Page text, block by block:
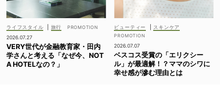
ライフスタイル
旅行
2026.07.27
VERY世代が金融教育家・田内
学さんと考える「なぜ今、NOT
A HOTELなの？」
ビューティー スキンケア
2026.07.07
ベスコス受賞の「エリクシー
ル」が最適解！？ママのシワに
幸せ感が滲む理由とは